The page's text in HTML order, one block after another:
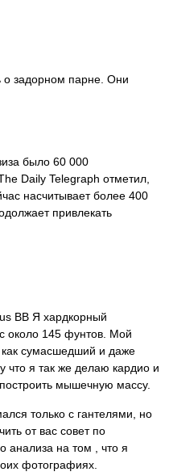
о задорном парне. Они
было 60 000
Daily Telegraph отметил,
насчитывает более 400
привлекать
BB Я хардкорный
около 145 фунтов. Мой
сумасшедший и даже
что я так же делаю кардио и
мышечную массу.
только с гантелями, но
от вас совет по
анализа на том , что я
фотографиях.